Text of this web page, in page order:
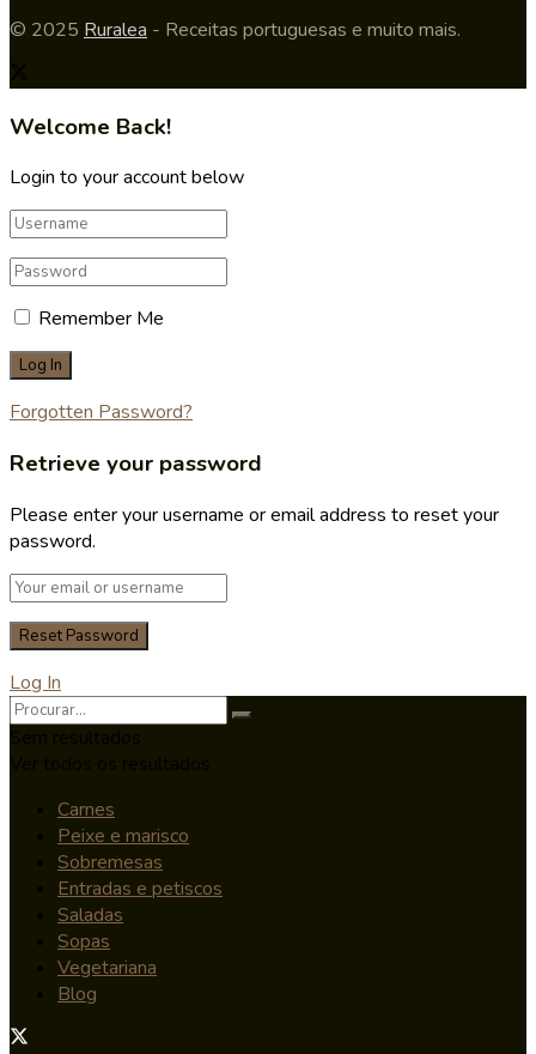
© 2025 Ruralea - Receitas portuguesas e muito mais.
Welcome Back!
Login to your account below
Remember Me
Forgotten Password?
Retrieve your password
Please enter your username or email address to reset your
password.
Log In
Carnes
Peixe e marisco
Sobremesas
Entradas e petiscos
Saladas
Sopas
Vegetariana
Blog